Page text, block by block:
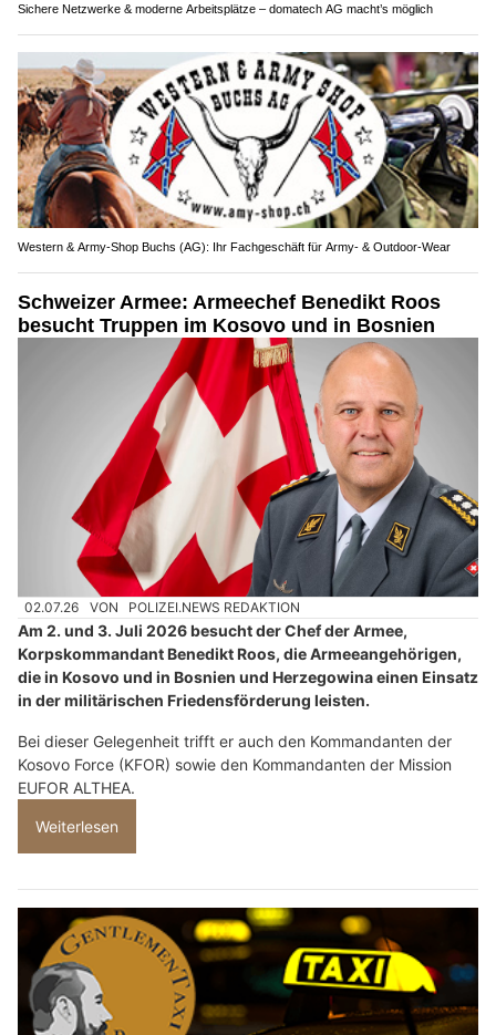
Sichere Netzwerke & moderne Arbeitsplätze – domatech AG macht’s möglich
Western & Army-Shop Buchs (AG): Ihr Fachgeschäft für Army- & Outdoor-Wear
Schweizer Armee: Armeechef Benedikt Roos
besucht Truppen im Kosovo und in Bosnien
02.07.26 VON POLIZEI.NEWS REDAKTION
Am 2. und 3. Juli 2026 besucht der Chef der Armee,
Korpskommandant Benedikt Roos, die Armeeangehörigen,
die in Kosovo und in Bosnien und Herzegowina einen Einsatz
in der militärischen Friedensförderung leisten.
Bei dieser Gelegenheit trifft er auch den Kommandanten der
Kosovo Force (KFOR) sowie den Kommandanten der Mission
EUFOR ALTHEA.
Weiterlesen